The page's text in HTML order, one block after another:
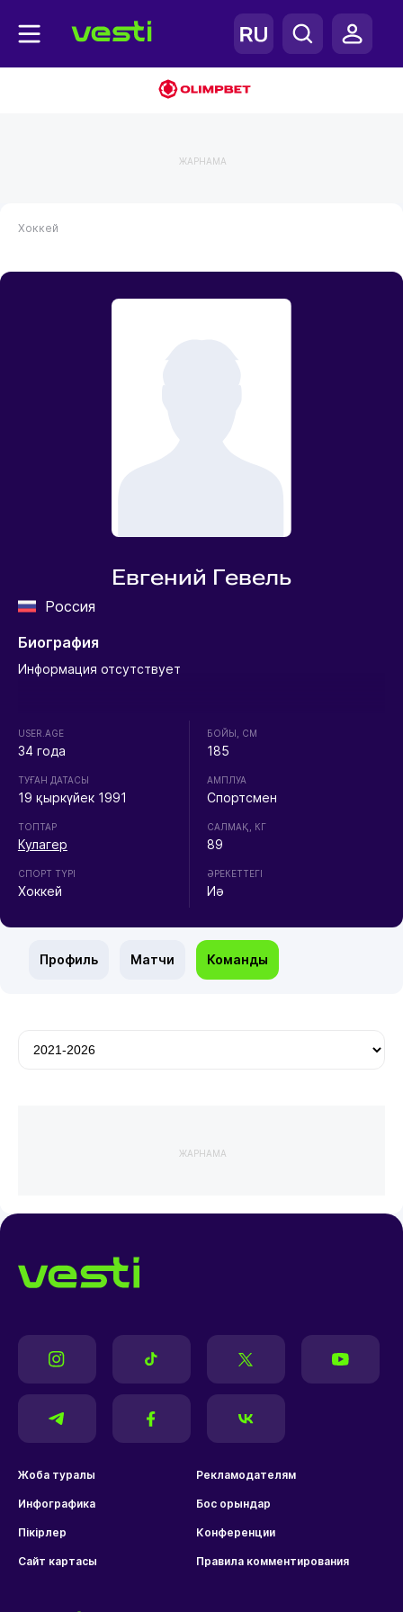
ЖАРНАМА
Хоккей
Евгений Гевель
Россия
Биография
Информация отсутствует
USER.AGE
34 года
ТУҒАН ДАТАСЫ
19 қыркүйек 1991
ТОПТАР
Кулагер
СПОРТ ТҮРІ
Хоккей
БОЙЫ, СМ
185
АМПЛУА
Спортсмен
CАЛМАҚ, КГ
89
ӘРЕКЕТТЕГІ
Иә
Профиль Матчи Команды
ЖАРНАМА
Жоба туралы Рекламодателям
Инфографика Бос орындар
Пікірлер Конференции
Сайт картасы Правила комментирования